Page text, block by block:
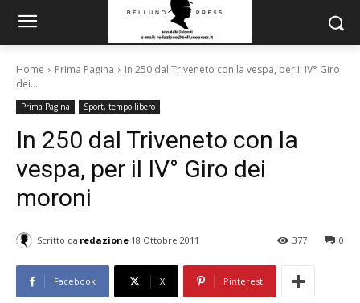
Home Prima Pagina
In 250 dal Triveneto con la vespa, per il IV° Giro
dei...
Prima Pagina Sport, tempo libero
In 250 dal Triveneto con la
vespa, per il IV° Giro dei
moroni
Scritto da redazione 18 Ottobre 2011 0
377
Facebook X Pinterest